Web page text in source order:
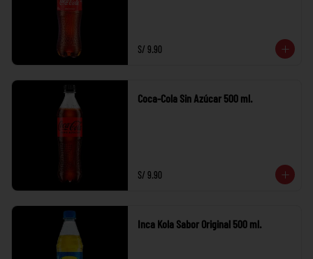
S/ 9.90
Coca-Cola Sin Azúcar 500 ml.
S/ 9.90
Inca Kola Sabor Original 500 ml.